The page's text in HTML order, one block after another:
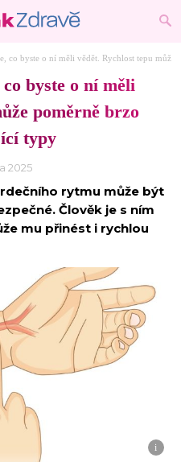
co byste o ní měli vědět. Rychlost tepu
byste o ní měli
poměrně brzo
typy
2025
rytmu může být
Člověk je s ním
mu přinést i rychlou
i